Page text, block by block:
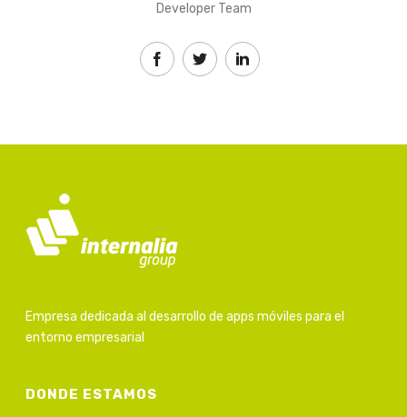
Developer Team
Empresa dedicada al desarrollo de apps móviles para el
entorno empresarial
DONDE ESTAMOS